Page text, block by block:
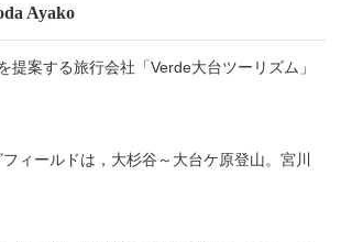
Ayako
提案する旅行会社「Verde大台ツーリズム」
ィールドは，大杉谷～大台ケ原登山。宮川